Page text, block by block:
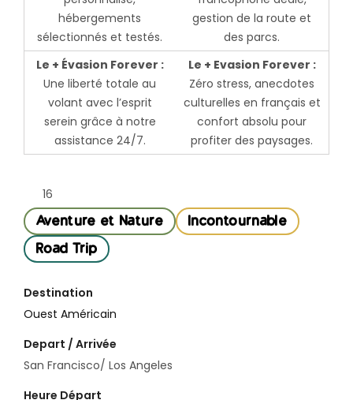
hébergements
sélectionnés et testés.
gestion de la route et
des parcs.
Le + Évasion Forever :
Une liberté totale au
volant avec l’esprit
serein grâce à notre
assistance 24/7.
Le + Evasion Forever :
Zéro stress, anecdotes
culturelles en français et
confort absolu pour
profiter des paysages.
16
Aventure et Nature
Incontournable
Road Trip
Destination
Ouest Américain
Depart / Arrivée
San Francisco/ Los Angeles
Heure Départ